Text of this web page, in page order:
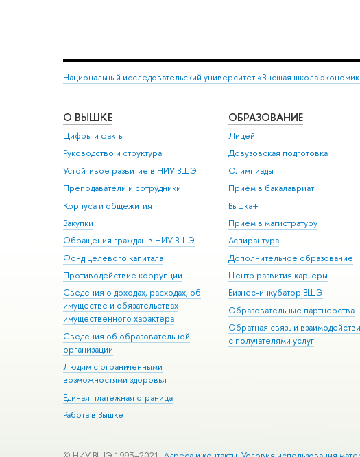
Национальный исследовательский университет «Высшая школа
О ВЫШКЕ
Цифры и факты
Руководство и структура
Устойчивое развитие в НИУ ВШЭ
Преподаватели и сотрудники
Корпуса и общежития
Закупки
Обращения граждан в НИУ ВШЭ
Фонд целевого капитала
Противодействие коррупции
Сведения о доходах, расходах, об
имуществе и обязательствах
имущественного характера
Сведения об образовательной
организации
Людям с ограниченными
возможностями здоровья
Единая платежная страница
Работа в Вышке
ОБРАЗОВАНИЕ
Лицей
Довузовская подготовка
Олимпиады
Прием в бакалавриат
Вышка+
Прием в магистратуру
Аспирантура
Дополнительное образование
Центр развития карьеры
Бизнес-инкубатор ВШЭ
Образовательные партнерства
Обратная связь и
с получателями услуг